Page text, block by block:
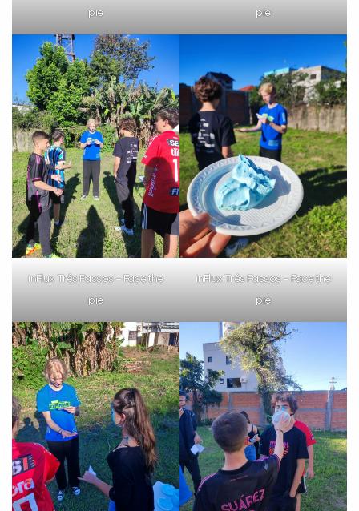
pie pie
inFlux Três Passos – Face the
pie
inFlux Três Passos – Face the
pie